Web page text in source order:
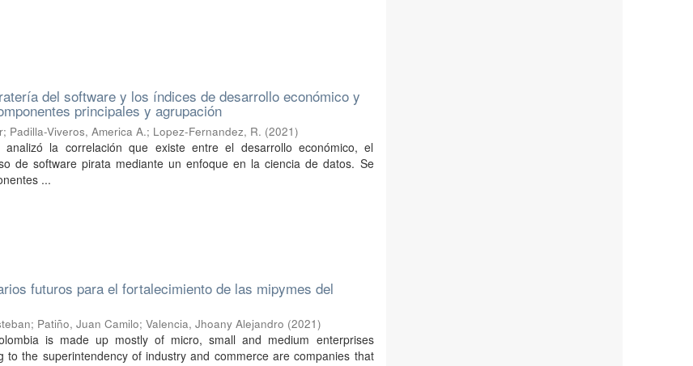
del software y los índices de desarrollo económico y
principales y agrupación
; Padilla-Viveros, America A.; Lopez-Fernandez, R. (2021)
la correlación que existe entre el desarrollo económico, el
de software pirata mediante un enfoque en la ciencia de datos. Se
...
futuros para el fortalecimiento de las mipymes del
; Patiño, Juan Camilo;Valencia, Jhoany Alejandro (2021)
is made up mostly of micro, small and medium enterprises
to the superintendency of industry and commerce are companies that